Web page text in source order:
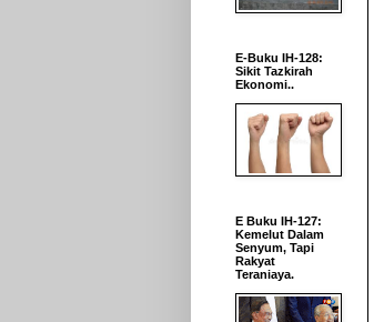
E-Buku IH-128:
Sikit Tazkirah
Ekonomi..
E Buku IH-127:
Kemelut Dalam
Senyum, Tapi
Rakyat
Teraniaya.